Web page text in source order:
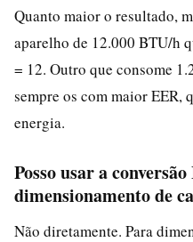
Quanto maior o resultado,
aparelho de 12.000 BTU/h
= 12. Outro que consome
sempre os com maior EER,
energia.
Posso usar a
dimensionamento de
Não diretamente. Para